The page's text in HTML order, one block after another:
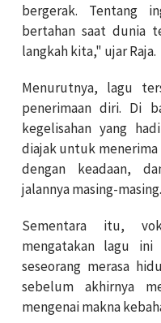
bergerak. Tentang
bertahan saat dunia
langkah kita," ujar Raja.
Menurutnya, lagu
penerimaan diri. Di
kegelisahan yang
diajak untuk
dengan keadaan,
jalannya masing-masing.
Sementara itu,
mengatakan lagu ini
seseorang merasa
sebelum akhirnya
mengenai makna